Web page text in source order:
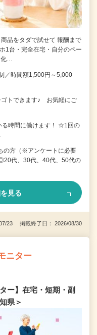
品をタダで試せて 報酬まで
1台・完全在宅・自分のペー
化…
／時間額1,500円～5,000
ゴトできます♪ お気軽にご
る時間に働けます！ ☆1回の
の方（※アンケートに必要
代、30代、40代、50代の
見る
23 掲載終了日： 2026/08/30
ニター
ー】在宅・短期・副
県＞